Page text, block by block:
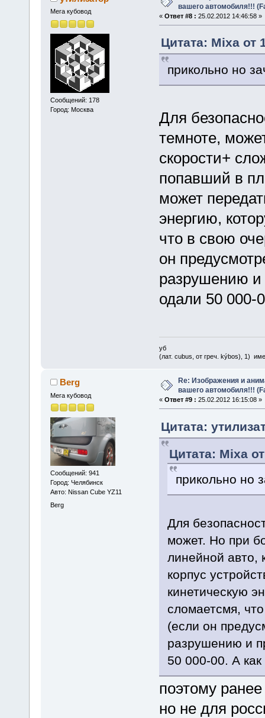
Мега кубовод
Сообщений: 178
Город: Москва
вашего автомобиля!!!
« Ответ #8 : 25.02.2012 14:46:58 »
Цитата: Mixa от
прикольно но
Для
темноте,
скорости+
попавший в
может
энергию,
что в свою
он
разрушению и
одали 50 000-
уб
(лат. cubus, от греч. kýbos), 1)
Berg
Мега кубовод
Сообщений: 941
Город: Челябинск
Авто: Nissan Cube YZ11
Berg
Re: Изображения и
вашего автомобиля!!!
« Ответ #9 : 25.02.2012 16:15:08 »
Цитата:
Цитата: Mixa
прикольно но
Для
может. Но при
линейной авто,
корпус
кинетическую
сломаетсмя,
(если он
разрушению и
50 000-00. А
поэтому
но не для